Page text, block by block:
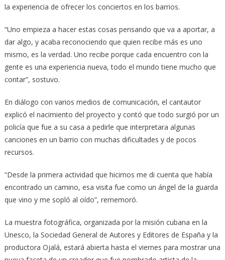
la experiencia de ofrecer los conciertos en los barrios.
“Uno empieza a hacer estas cosas pensando que va a aportar, a
dar algo, y acaba reconociendo que quien recibe más es uno
mismo, es la verdad. Uno recibe porque cada encuentro con la
gente es una experiencia nueva, todo el mundo tiene mucho que
contar”, sostuvo.
En diálogo con varios medios de comunicación, el cantautor
explicó el nacimiento del proyecto y contó que todo surgió por un
policía que fue a su casa a pedirle que interpretara algunas
canciones en un barrio con muchas dificultades y de pocos
recursos.
“Desde la primera actividad que hicimos me di cuenta que había
encontrado un camino, esa visita fue como un ángel de la guarda
que vino y me sopló al oído”, rememoró.
La muestra fotográfica, organizada por la misión cubana en la
Unesco, la Sociedad General de Autores y Editores de España y la
productora Ojalá, estará abierta hasta el viernes para mostrar una